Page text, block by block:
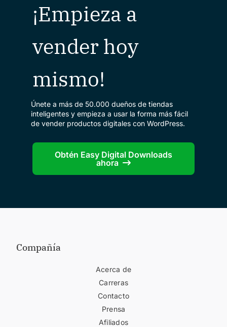
¡Empieza a
vender hoy
mismo!
Únete a más de 50.000 dueños de tiendas
inteligentes y empieza a usar la forma más fácil
de vender productos digitales con WordPress.
Obtén Easy Digital Downloads
ahora
Compañía
Acerca de
Carreras
Contacto
Prensa
Afiliados